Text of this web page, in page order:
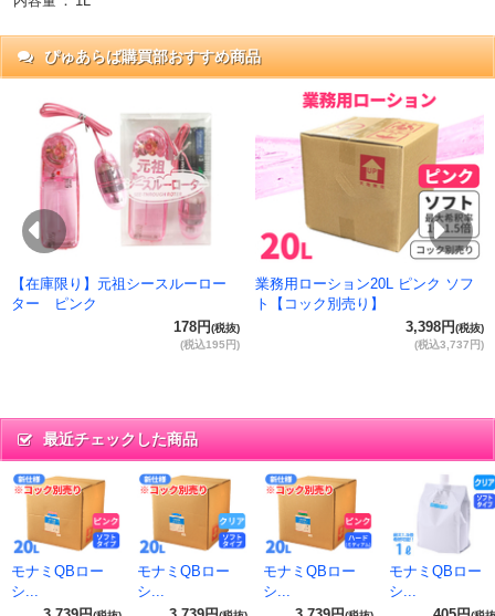
ぴゅあらば購買部おすすめ商品
Previous
【在庫限り】元祖シースルーロー
ター ピンク
178円(税抜)
(税込195円)
業務用ローション20L ピンク ソフ
ト【コック別売り】
3,398円(税抜)
(税込3,737円)
最近チェックした商品
モナミQBロー
シ...
モナミQBロー
シ...
モナミQBロー
シ...
モナミQBロー
シ...